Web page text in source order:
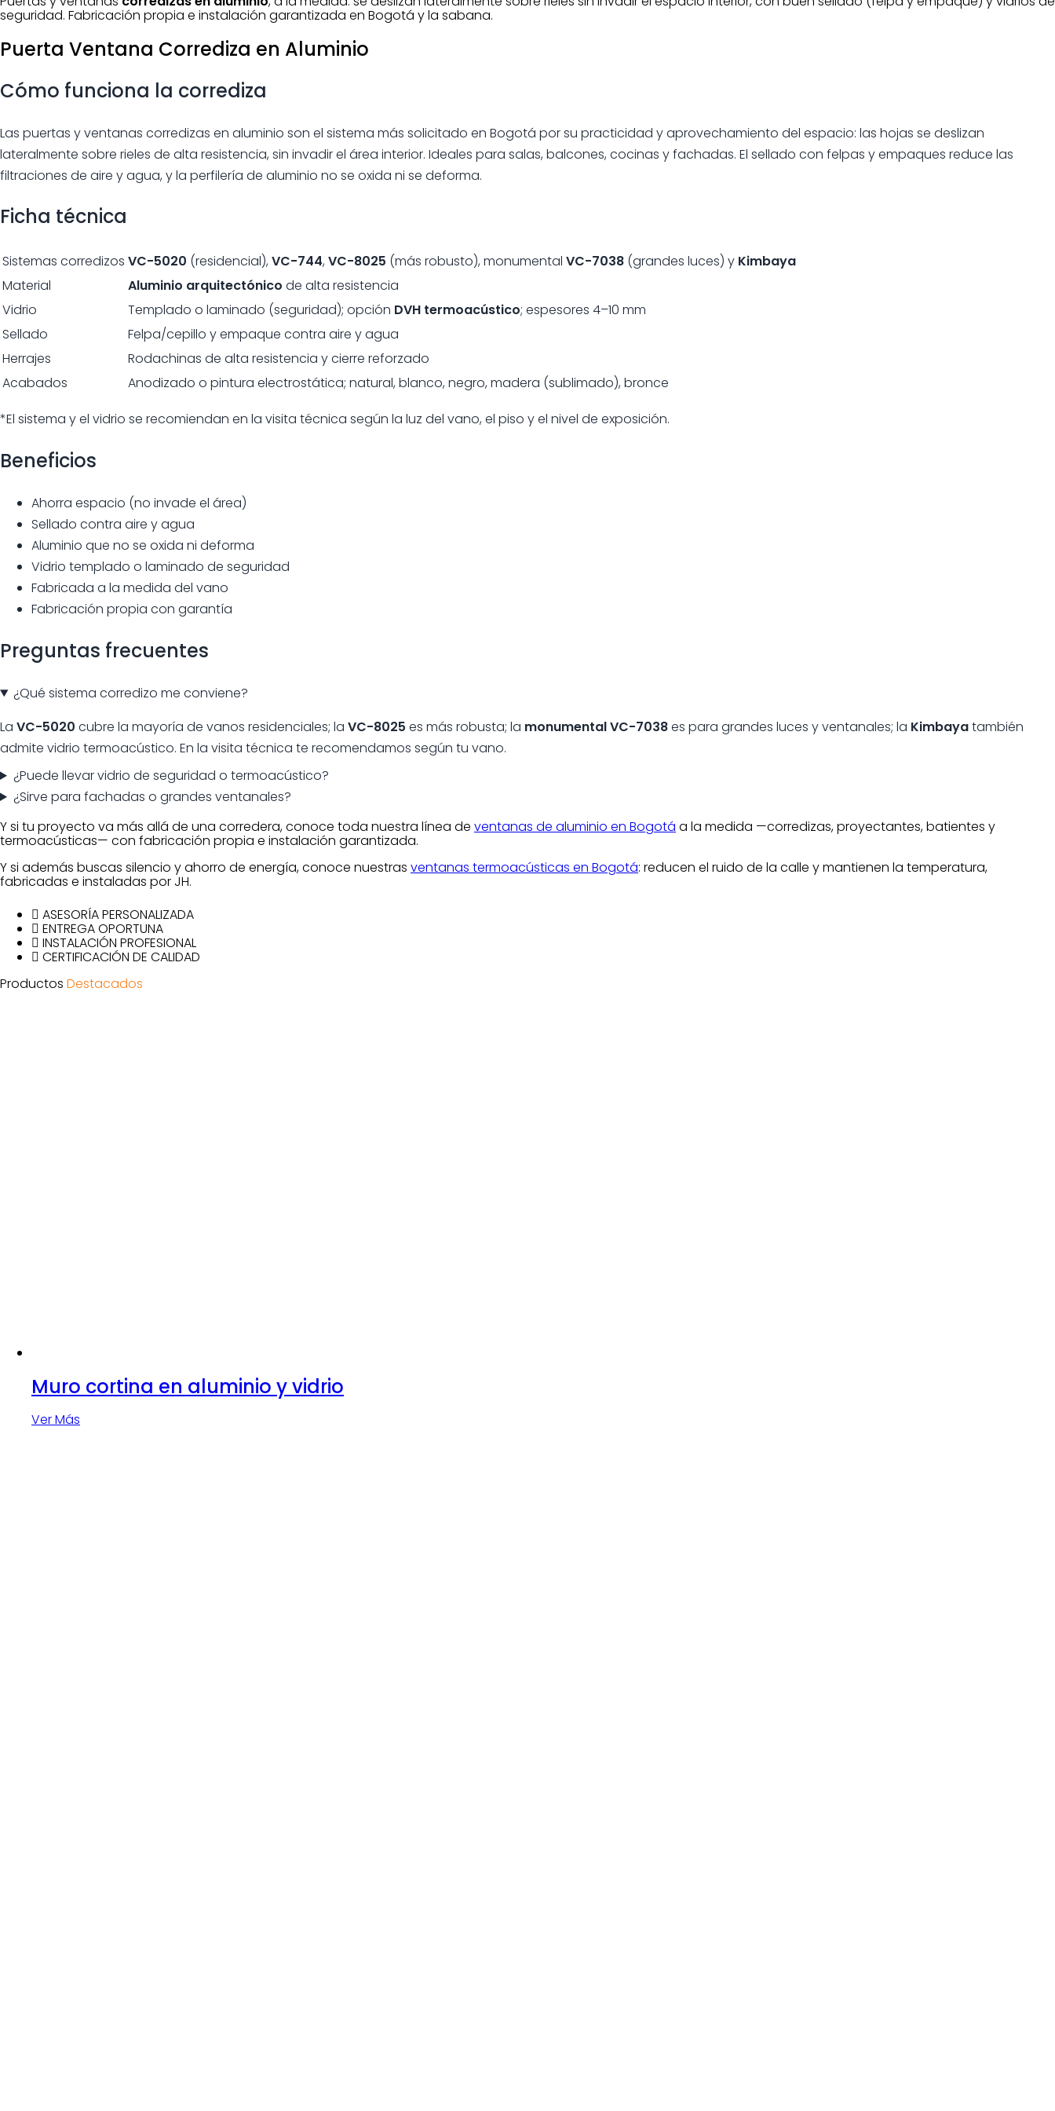
seguridad. Fabricación propia e instalación garantizada en Bogotá y la sabana.
Puerta Ventana Corrediza en Aluminio
Cómo funciona la corrediza
Las puertas y ventanas corredizas en aluminio son el sistema más solicitado en Bogotá por su practicidad y aprovechamiento del espacio: las hojas se deslizan
lateralmente sobre rieles de alta resistencia, sin invadir el área interior. Ideales para salas, balcones, cocinas y fachadas. El sellado con felpas y empaques reduce las
filtraciones de aire y agua, y la perfilería de aluminio no se oxida ni se deforma.
Ficha técnica
Sistemas corredizos VC-5020 (residencial), VC-744, VC-8025 (más robusto), monumental VC-7038 (grandes luces) y Kimbaya
Material
Aluminio arquitectónico de alta resistencia
Vidrio
Templado o laminado (seguridad); opción DVH termoacústico; espesores 4–10 mm
Sellado
Felpa/cepillo y empaque contra aire y agua
Herrajes
Rodachinas de alta resistencia y cierre reforzado
Acabados
Anodizado o pintura electrostática; natural, blanco, negro, madera (sublimado), bronce
*El sistema y el vidrio se recomiendan en la visita técnica según la luz del vano, el piso y el nivel de exposición.
Beneficios
Ahorra espacio (no invade el área)
Sellado contra aire y agua
Aluminio que no se oxida ni deforma
Vidrio templado o laminado de seguridad
Fabricada a la medida del vano
Fabricación propia con garantía
Preguntas frecuentes
¿Qué sistema corredizo me conviene?
La VC-5020 cubre la mayoría de vanos residenciales; la VC-8025 es más robusta; la monumental VC-7038es para grandes luces y ventanales; la Kimbayatambién
admite vidrio termoacústico. En la visita técnica te recomendamos según tu vano.
¿Puede llevar vidrio de seguridad o termoacústico?
¿Sirve para fachadas o grandes ventanales?
Y si tu proyecto va más allá de una corredera, conoce toda nuestra línea de ventanas de aluminio en Bogotá a la medida —corredizas, proyectantes, batientes y
termoacústicas— con fabricación propia e instalación garantizada.
Y si además buscas silencio y ahorro de energía, conoce nuestras ventanas termoacústicas en Bogotá: reducen el ruido de la calle y mantienen la temperatura,
fabricadas e instaladas por JH.
ASESORÍA PERSONALIZADA
ENTREGA OPORTUNA
INSTALACIÓN PROFESIONAL
CERTIFICACIÓN DE CALIDAD
Productos Destacados
Muro cortina en aluminio y vidrio
Ver Más